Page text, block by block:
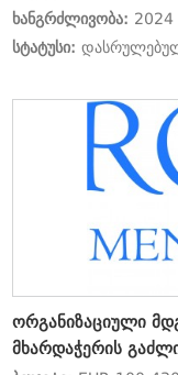
ხანგრძლივობა: 2024
სტატუსი:
ორგანიზაციული
მხარდაჭერის